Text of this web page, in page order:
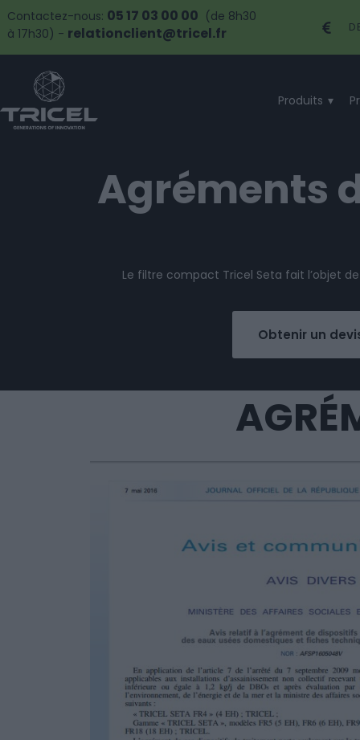
Contactez-nous: 05 17 03 00 00 (de 8h30
à 17h30) - relationclient@tricel.fr
Produits
Agréments
Le filtre compact Tricel Seta fait l’objet
Obtenir un